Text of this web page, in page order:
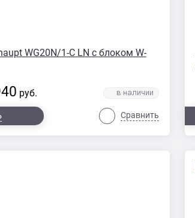
WG20N/1-C LN с блоком W-
руб.
Сравнить